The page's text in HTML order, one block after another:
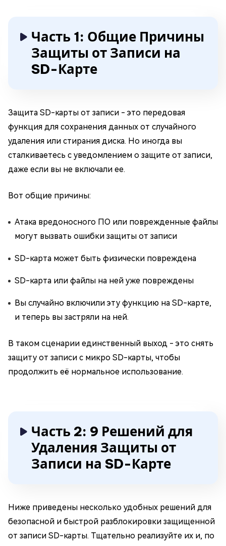
Часть 1: Общие Причины
Защиты от Записи на
SD-Карте
Защита SD-карты от записи - это передовая
функция для сохранения данных от случайного
удаления или стирания диска. Но иногда вы
сталкиваетесь с уведомлением о защите от записи,
даже если вы не включали ее.
Вот общие причины:
Атака вредоносного ПО или поврежденные файлы
могут вызвать ошибки защиты от записи
SD-карта может быть физически повреждена
SD-карта или файлы на ней уже повреждены
Вы случайно включили эту функцию на SD-карте,
и теперь вы застряли на ней.
В таком сценарии единственный выход - это снять
защиту от записи с микро SD-карты, чтобы
продолжить её нормальное использование.
Часть 2: 9 Решений для
Удаления Защиты от
Записи на SD-Карте
Ниже приведены несколько удобных решений для
безопасной и быстрой разблокировки защищенной
от записи SD-карты. Тщательно реализуйте их и, по